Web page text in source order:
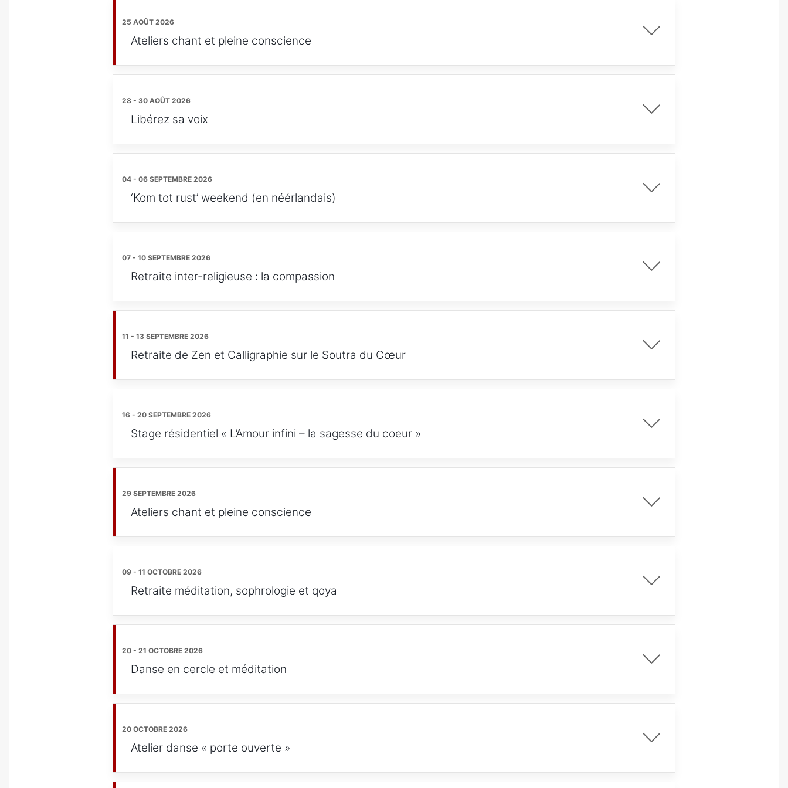
25 AOÛT 2026
Ateliers chant et pleine conscience
28 - 30 AOÛT 2026
Libérez sa voix
04 - 06 SEPTEMBRE 2026
‘Kom tot rust’ weekend (en néérlandais)
07 - 10 SEPTEMBRE 2026
Retraite inter-religieuse : la compassion
11 - 13 SEPTEMBRE 2026
Retraite de Zen et Calligraphie sur le Soutra du Cœur
16 - 20 SEPTEMBRE 2026
Stage résidentiel « L’Amour infini – la sagesse du coeur »
29 SEPTEMBRE 2026
Ateliers chant et pleine conscience
09 - 11 OCTOBRE 2026
Retraite méditation, sophrologie et qoya
20 - 21 OCTOBRE 2026
Danse en cercle et méditation
20 OCTOBRE 2026
Atelier danse « porte ouverte »